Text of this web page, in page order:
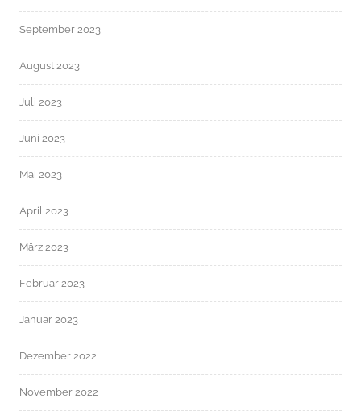
September 2023
August 2023
Juli 2023
Juni 2023
Mai 2023
April 2023
März 2023
Februar 2023
Januar 2023
Dezember 2022
November 2022